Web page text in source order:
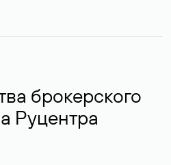
брокерского
Руцентра